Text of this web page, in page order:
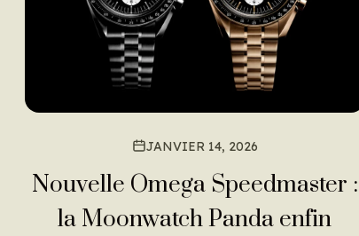
JANVIER 14, 2026
Nouvelle Omega Speedmaster :
la Moonwatch Panda enfin